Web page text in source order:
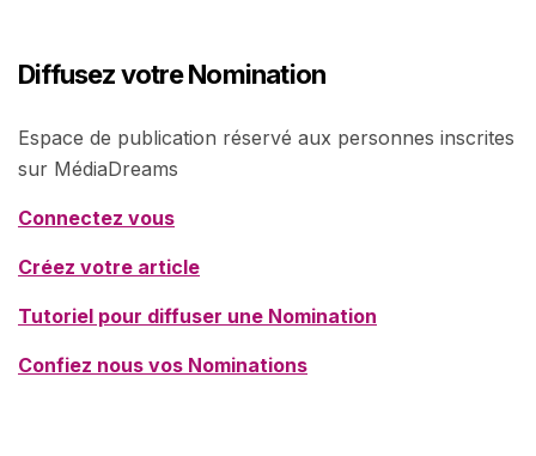
Diffusez votre Nomination
Espace de publication réservé aux personnes inscrites
sur MédiaDreams
Connectez vous
Créez votre article
Tutoriel pour diffuser une Nomination
Confiez nous vos Nominations